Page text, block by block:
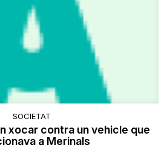
SOCIETAT
xocar contra un vehicle que
a Merinals